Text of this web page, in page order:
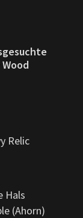
Relic
Hals
(Ahorn)